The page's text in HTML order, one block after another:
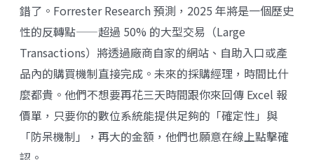
錯了。Forrester Research 預測，2025 年將是一個歷史
性的反轉點——超過 50% 的大型交易（Large
Transactions）將透過廠商自家的網站、自助入口或產
品內的購買機制直接完成。未來的採購經理，時間比什
麼都貴。他們不想要再花三天時間跟你來回傳 Excel 報
價單，只要你的數位系統能提供足夠的「確定性」與
「防呆機制」，再大的金額，他們也願意在線上點擊確